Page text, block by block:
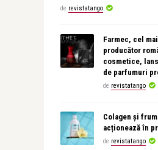
de revistatango
Farmec, cel
producător
cosmetice,
de parfumuri
de revistatango
Colagen și
acționează în
de revistatango